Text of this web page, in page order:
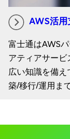
AWS活用
富士通はAWS
アティアサー
広い知識を備
築/移行/運用ま